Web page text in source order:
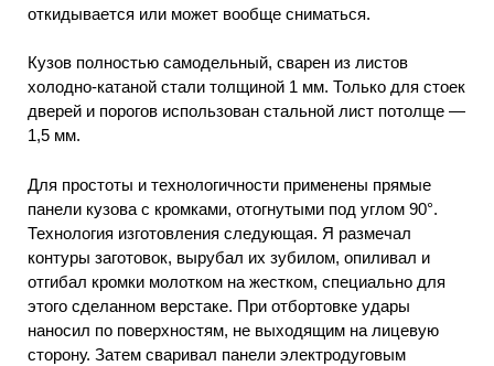
откидывается или может вообще сниматься.
Кузов полностью самодельный, сварен из листов
холодно-катаной стали толщиной 1 мм. Только для стоек
дверей и порогов использован стальной лист потолще —
1,5 мм.
Для простоты и технологичности применены прямые
панели кузова с кромками, отогнутыми под углом 90°.
Технология изготовления следующая. Я размечал
контуры заготовок, вырубал их зубилом, опиливал и
отгибал кромки молотком на жестком, специально для
этого сделанном верстаке. При отбортовке удары
наносил по поверхностям, не выходящим на лицевую
сторону. Затем сваривал панели электродуговым